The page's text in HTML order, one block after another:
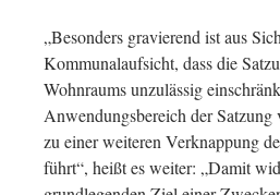
„Besonders gravierend ist aus
Kommunalaufsicht, dass die
Wohnraums unzulässig
Anwendungsbereich der
zu einer weiteren Verknappung
führt“, heißt es weiter: „Damit